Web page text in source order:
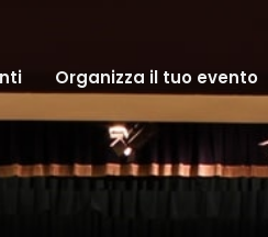
Organizza il tuo evento